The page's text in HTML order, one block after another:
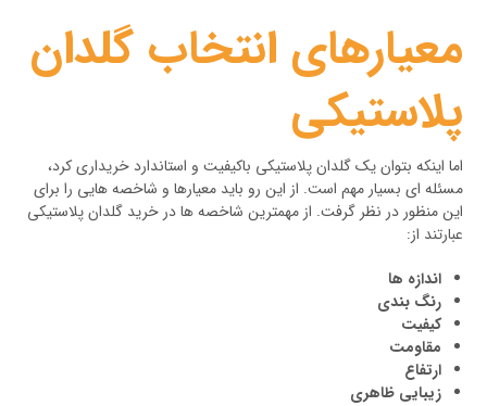
معیارهای انتخاب گلدان
پلاستیکی
اما اینکه بتوان یک گلدان پلاستیکی باکیفیت و استاندارد خریداری کرد،
مسئله ای بسیار مهم است. از این رو باید معیارها و شاخصه هایی را برای
این منظور در نظر گرفت. از مهمترین شاخصه ها در خرید گلدان پلاستیکی
عبارتند از:
اندازه ها
رنگ بندی
کیفیت
مقاومت
ارتفاع
زیبایی ظاهری